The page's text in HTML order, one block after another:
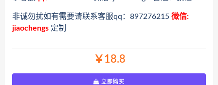
非诚勿扰如有需要请联系客服qq：897276215 微信:
jiaochengs 定制
￥18.8
立即购买